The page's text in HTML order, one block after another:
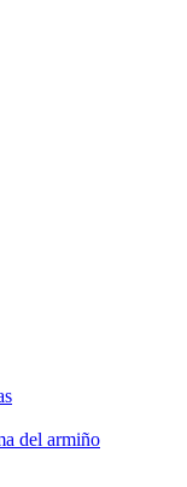
del armiño